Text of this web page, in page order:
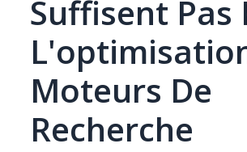
Suffisent Pas
Moteurs De
Recherche